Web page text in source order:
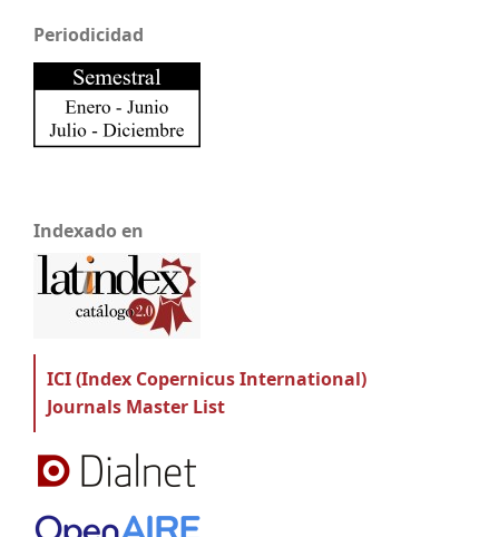
Periodicidad
Indexado en
ICI (Index Copernicus International)
Journals Master List